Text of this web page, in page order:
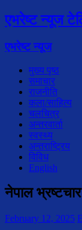
एभरेष्ट न्यूज
एभरेष्ट न्यूज
मुख्य पृष्ठ
समाचार
राजनीति
कला/साहित्य
चलचित्र
अन्तरवार्ता
स्वस्थ्य
अन्तराष्ट्रिय
विविध
English
नेपाल
February 12, 2025